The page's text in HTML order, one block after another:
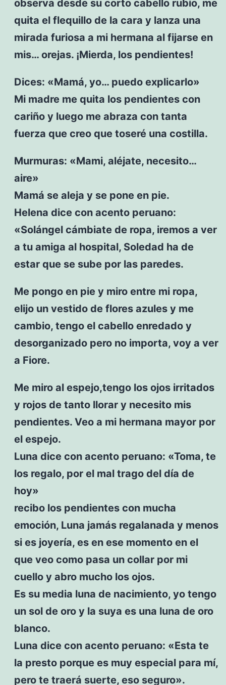
observa desde su corto cabello rubio, me
quita el flequillo de la cara y lanza una
mirada furiosa a mi hermana al fijarse en
mis… orejas. ¡Mierda, los pendientes!
Dices: «Mamá, yo… puedo explicarlo»
Mi madre me quita los pendientes con
cariño y luego me abraza con tanta
fuerza que creo que toseré una costilla.
Murmuras: «Mami, aléjate, necesito…
aire»
Mamá se aleja y se pone en pie.
Helena dice con acento peruano:
«Solángel cámbiate de ropa, iremos a ver
a tu amiga al hospital, Soledad ha de
estar que se sube por las paredes.
Me pongo en pie y miro entre mi ropa,
elijo un vestido de flores azules y me
cambio, tengo el cabello enredado y
desorganizado pero no importa, voy a ver
a Fiore.
Me miro al espejo,tengo los ojos irritados
y rojos de tanto llorar y necesito mis
pendientes. Veo a mi hermana mayor por
el espejo.
Luna dice con acento peruano: «Toma, te
los regalo, por el mal trago del día de
hoy»
recibo los pendientes con mucha
emoción, Luna jamás regalanada y menos
si es joyería, es en ese momento en el
que veo como pasa un collar por mi
cuello y abro mucho los ojos.
Es su media luna de nacimiento, yo tengo
un sol de oro y la suya es una luna de oro
blanco.
Luna dice con acento peruano: «Esta te
la presto porque es muy especial para mí,
pero te traerá suerte, eso seguro».